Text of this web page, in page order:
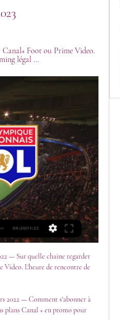
Canal+ Foot ou Prime Video.
légal ...
— Sur quelle chaine regarder
Video. L'heure de rencontre de
2022 — Comment s'abonner à
plans Canal + en promo pour